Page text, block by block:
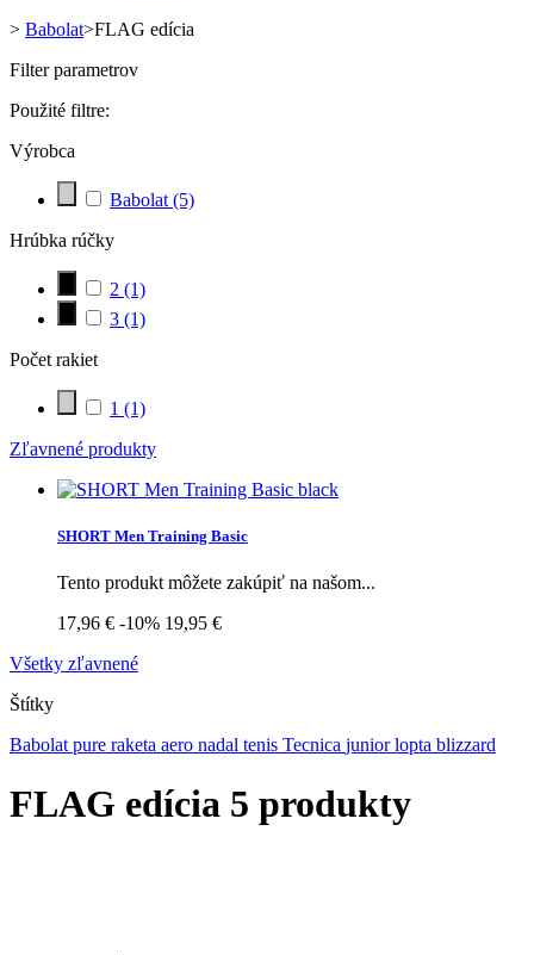
> Babolat>FLAG edícia
Filter parametrov
Použité filtre:
Výrobca
Babolat (5)
Hrúbka rúčky
2 (1)
3 (1)
Počet rakiet
1 (1)
Zľavnené produkty
SHORT Men Training Basic
Tento produkt môžete zakúpiť na našom...
17,96 € -10% 19,95 €
Všetky zľavnené
Štítky
Babolat pure raketa aero nadal tenis Tecnica juniorlopta blizzard
FLAG edícia 5 produkty